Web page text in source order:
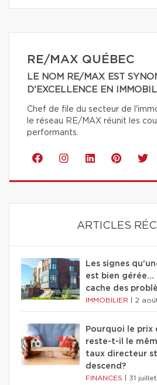
RE/MAX QUÉBEC
LE NOM RE/MAX EST
D'EXCELLENCE EN
Chef de file du secteur de
le réseau RE/MAX réunit les
performants.
ARTICLES
Les signes
est bien gérée…
cache des
IMMOBILIER 2
Pourquoi le prix
reste-t-il le
taux directeur
descend?
FINANCES 31